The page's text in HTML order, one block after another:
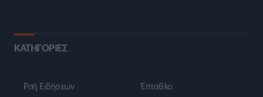
ΚΑΤΗΓΟΡΙΕΣ
Ροή Ειδήσεων
Έπταθλο